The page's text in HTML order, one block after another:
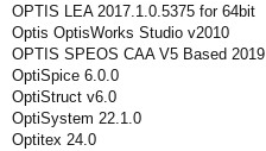
OPTIS LEA 2017.1.0.5375 for 64bit
Optis OptisWorks Studio v2010
OPTIS SPEOS CAA V5 Based 2019
OptiSpice 6.0.0
OptiStruct v6.0
OptiSystem 22.1.0
Optitex 24.0